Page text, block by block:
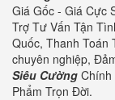
Giá Gốc - Giá Cực
Trợ Tư Vấn Tận
Quốc, Thanh Toán
chuyên nghiệp,
Siêu Cường Chính
Phẩm Trọn Đời.